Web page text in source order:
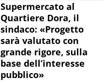
Supermercato al
Quartiere Dora, il
sindaco: «Progetto
sarà valutato con
grande rigore, sulla
base dell’interesse
pubblico»